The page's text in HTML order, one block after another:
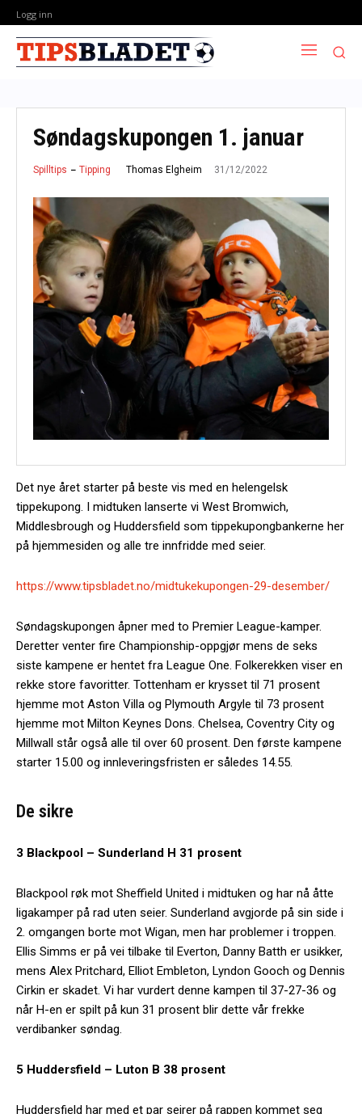
Logg inn
Søndagskupongen 1. januar
Spilltips Tipping Thomas Elgheim 31/12/2022
Det nye året starter på beste vis med en helengelsk
tippekupong. I midtuken lanserte vi West Bromwich,
Middlesbrough og Huddersfield som tippekupongbankerne her
på hjemmesiden og alle tre innfridde med seier.
https://www.tipsbladet.no/midtukekupongen-29-desember/
Søndagskupongen åpner med to Premier League-kamper.
Deretter venter fire Championship-oppgjør mens de seks
siste kampene er hentet fra League One. Folkerekken viser en
rekke store favoritter. Tottenham er krysset til 71 prosent
hjemme mot Aston Villa og Plymouth Argyle til 73 prosent
hjemme mot Milton Keynes Dons. Chelsea, Coventry City og
Millwall står også alle til over 60 prosent. Den første kampene
starter 15.00 og innleveringsfristen er således 14.55.
De sikre
3 Blackpool – Sunderland H 31 prosent
Blackpool røk mot Sheffield United i midtuken og har nå åtte
ligakamper på rad uten seier. Sunderland avgjorde på sin side i
2. omgangen borte mot Wigan, men har problemer i troppen.
Ellis Simms er på vei tilbake til Everton, Danny Batth er usikker,
mens Alex Pritchard, Elliot Embleton, Lyndon Gooch og Dennis
Cirkin er skadet. Vi har vurdert denne kampen til 37-27-36 og
når H-en er spilt på kun 31 prosent blir dette vår frekke
verdibanker søndag.
5 Huddersfield – Luton B 38 prosent
Huddersfield har med et par seirer på rappen kommet seg